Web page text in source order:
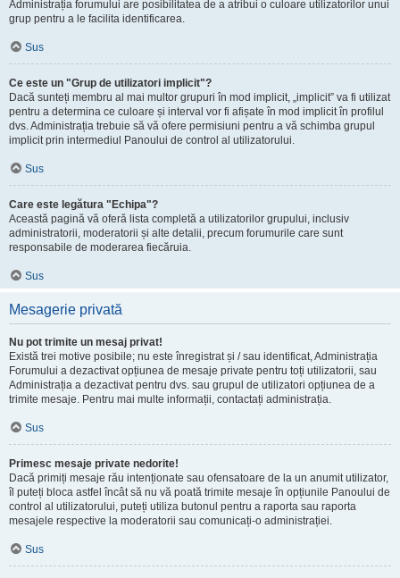
Administrația forumului are posibilitatea de a atribui o culoare utilizatorilor unui
grup pentru a le facilita identificarea.
Sus
Ce este un "Grup de utilizatori implicit"?
Dacă sunteți membru al mai multor grupuri în mod implicit, „implicit” va fi utilizat
pentru a determina ce culoare și interval vor fi afișate în mod implicit în profilul
dvs. Administrația trebuie să vă ofere permisiuni pentru a vă schimba grupul
implicit prin intermediul Panoului de control al utilizatorului.
Sus
Care este legătura "Echipa"?
Această pagină vă oferă lista completă a utilizatorilor grupului, inclusiv
administratorii, moderatorii și alte detalii, precum forumurile care sunt
responsabile de moderarea fiecăruia.
Sus
Mesagerie privată
Nu pot trimite un mesaj privat!
Există trei motive posibile; nu este înregistrat și / sau identificat, Administrația
Forumului a dezactivat opțiunea de mesaje private pentru toți utilizatorii, sau
Administrația a dezactivat pentru dvs. sau grupul de utilizatori opțiunea de a
trimite mesaje. Pentru mai multe informații, contactați administrația.
Sus
Primesc mesaje private nedorite!
Dacă primiți mesaje rău intenționate sau ofensatoare de la un anumit utilizator,
îl puteți bloca astfel încât să nu vă poată trimite mesaje în opțiunile Panoului de
control al utilizatorului, puteți utiliza butonul pentru a raporta sau raporta
mesajele respective la moderatorii sau comunicați-o administrației.
Sus